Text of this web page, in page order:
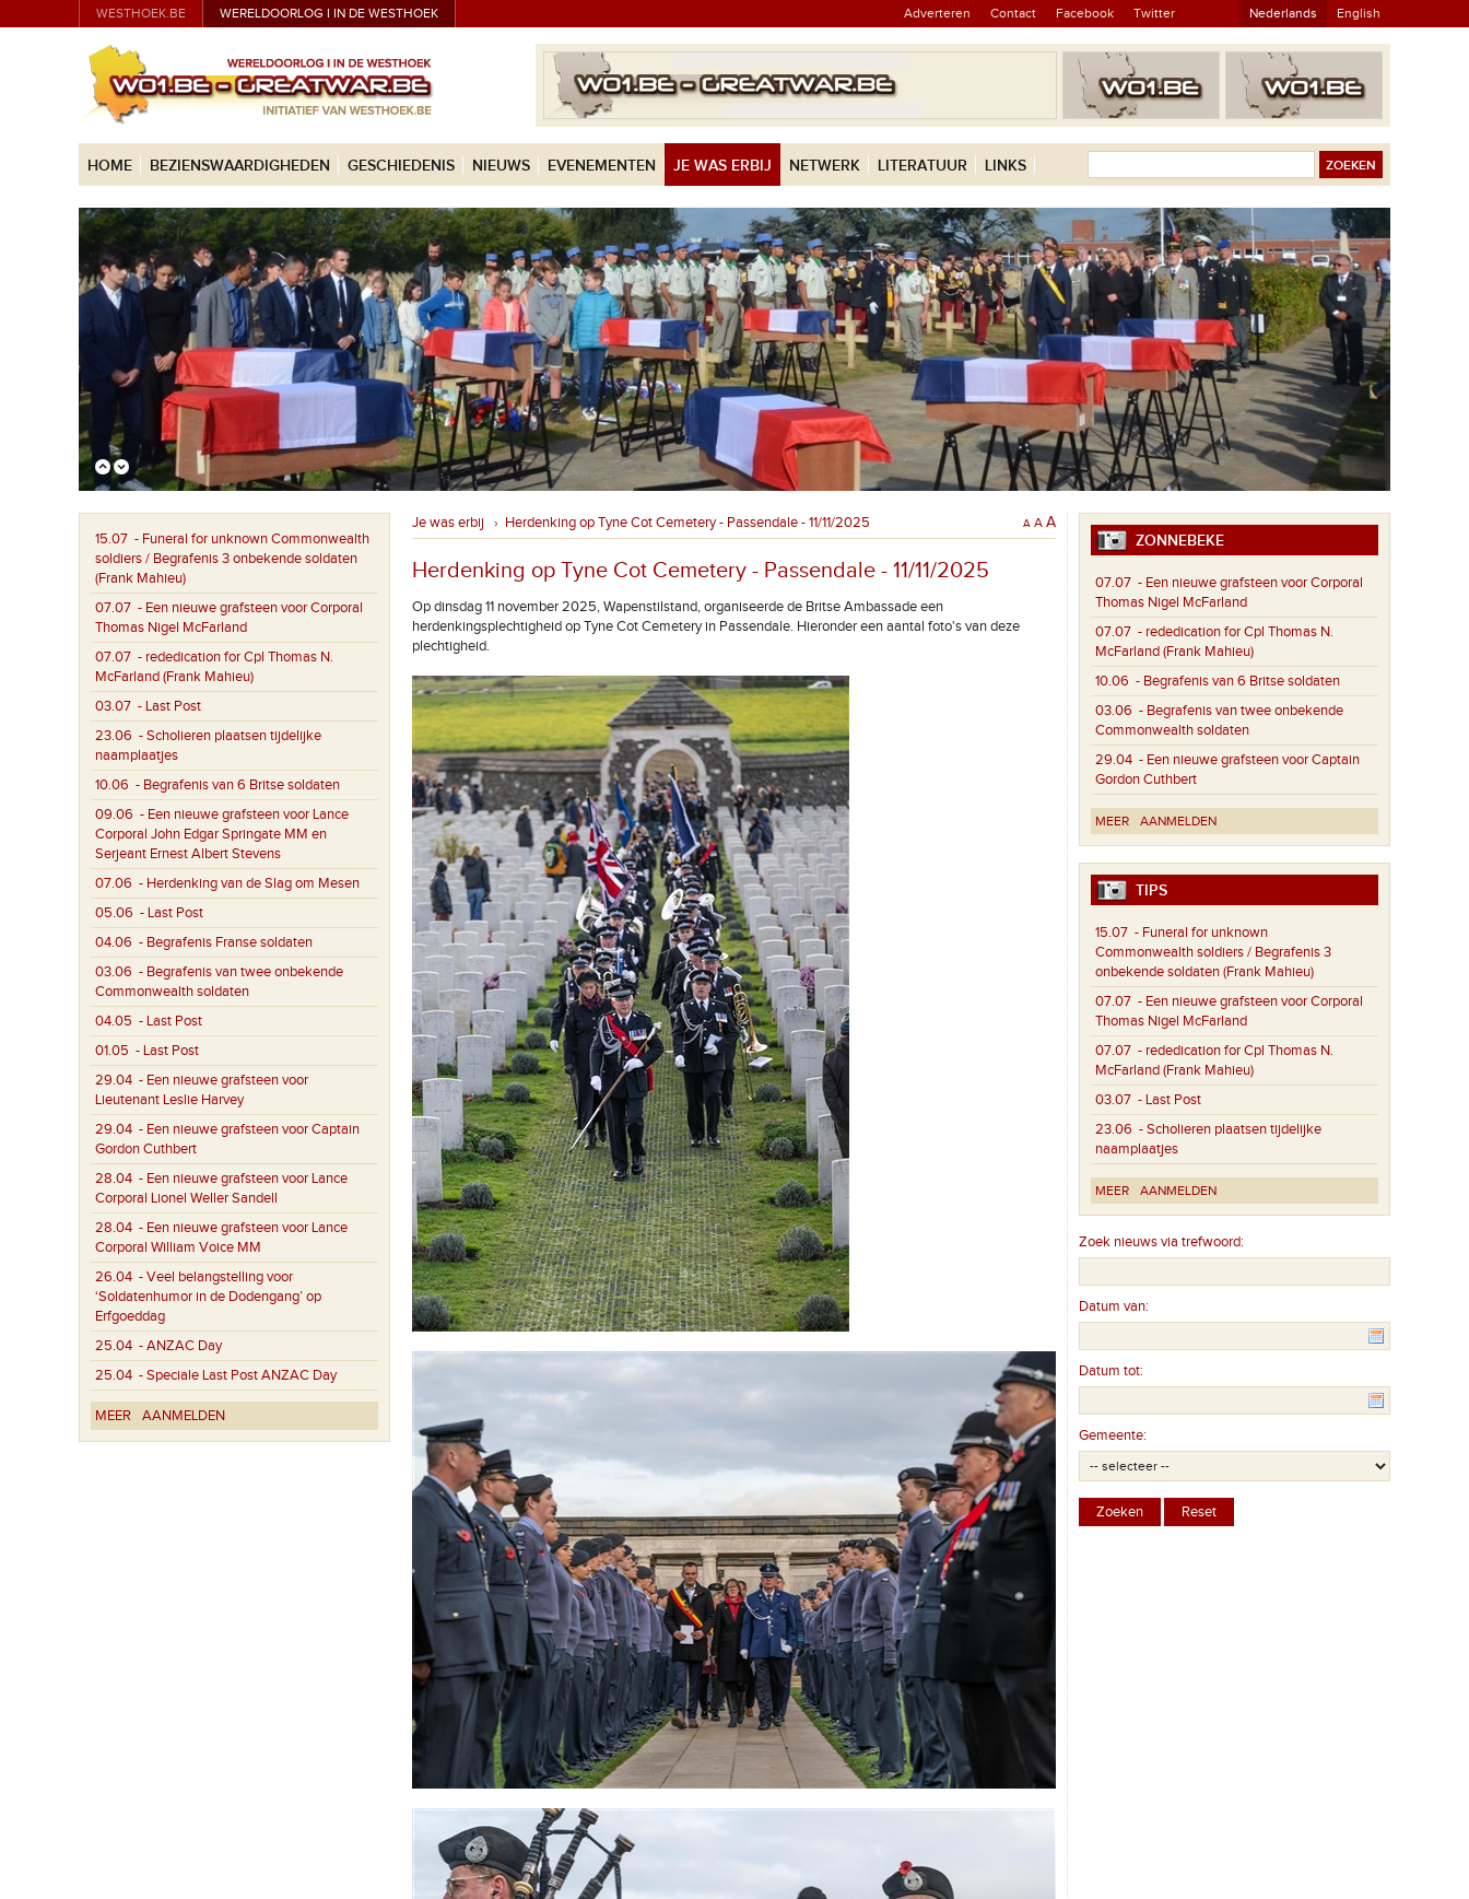
WESTHOEK.BE WERELDOORLOG I IN DE WESTHOEK Adverteren Contact Facebook Twitter Nederlands English
HOME BEZIENSWAARDIGHEDEN GESCHIEDENIS NIEUWS EVENEMENTEN JE WAS ERBIJ NETWERK LITERATUUR LINKS
15.07 - Funeral for unknown Commonwealth
soldiers / Begrafenis 3 onbekende soldaten
(Frank Mahieu)
07.07 - Een nieuwe grafsteen voor Corporal
Thomas Nigel McFarland
07.07 - rededication for Cpl Thomas N.
McFarland (Frank Mahieu)
03.07 - Last Post
23.06 - Scholieren plaatsen tijdelijke
naamplaatjes
10.06 - Begrafenis van 6 Britse soldaten
09.06 - Een nieuwe grafsteen voor Lance
Corporal John Edgar Springate MM en
Serjeant Ernest Albert Stevens
07.06 - Herdenking van de Slag om Mesen
05.06 - Last Post
04.06 - Begrafenis Franse soldaten
03.06 - Begrafenis van twee onbekende
Commonwealth soldaten
04.05 - Last Post
01.05 - Last Post
29.04 - Een nieuwe grafsteen voor
Lieutenant Leslie Harvey
29.04 - Een nieuwe grafsteen voor Captain
Gordon Cuthbert
28.04 - Een nieuwe grafsteen voor Lance
Corporal Lionel Weller Sandell
28.04 - Een nieuwe grafsteen voor Lance
Corporal William Voice MM
26.04 - Veel belangstelling voor
‘Soldatenhumor in de Dodengang’ op
Erfgoeddag
25.04 - ANZAC Day
25.04 - Speciale Last Post ANZAC Day
MEER AANMELDEN
Je was erbij › Herdenking op Tyne Cot Cemetery - Passendale - 11/11/2025 A A A
Herdenking op Tyne Cot Cemetery - Passendale - 11/11/2025
Op dinsdag 11 november 2025, Wapenstilstand, organiseerde de Britse Ambassade een
herdenkingsplechtigheid op Tyne Cot Cemetery in Passendale. Hieronder een aantal foto's van deze
plechtigheid.
ZONNEBEKE
07.07 - Een nieuwe grafsteen voor Corporal
Thomas Nigel McFarland
07.07 - rededication for Cpl Thomas N.
McFarland (Frank Mahieu)
10.06 - Begrafenis van 6 Britse soldaten
03.06 - Begrafenis van twee onbekende
Commonwealth soldaten
29.04 - Een nieuwe grafsteen voor Captain
Gordon Cuthbert
MEER AANMELDEN
TIPS
15.07 - Funeral for unknown
Commonwealth soldiers / Begrafenis 3
onbekende soldaten (Frank Mahieu)
07.07 - Een nieuwe grafsteen voor Corporal
Thomas Nigel McFarland
07.07 - rededication for Cpl Thomas N.
McFarland (Frank Mahieu)
03.07 - Last Post
23.06 - Scholieren plaatsen tijdelijke
naamplaatjes
MEER AANMELDEN
Zoek nieuws via trefwoord:
Datum van:
Datum tot:
Gemeente: